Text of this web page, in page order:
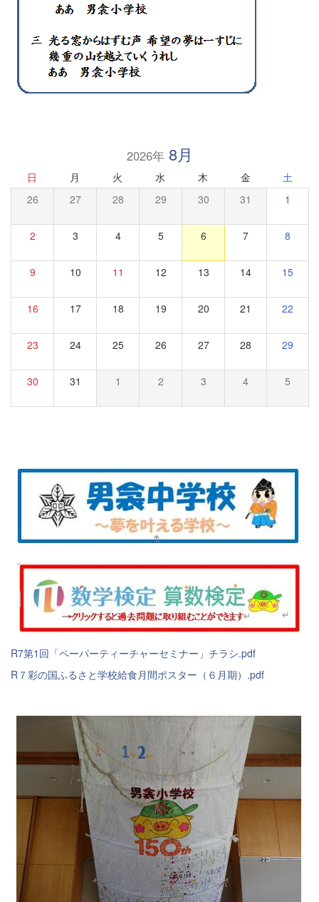
2026年8月
日 月 火 水 木 金 土
26 27 28 29 30 31 1
2 3 4 5 6 7 8
9 10 11 12 13 14 15
16 17 18 19 20 21 22
23 24 25 26 27 28 29
30 31 1 2 3 4 5
R7第1回「ペーパーティーチャーセミナー」チラシ.pdf
R７彩の国ふるさと学校給食月間ポスター（６月期）.pdf